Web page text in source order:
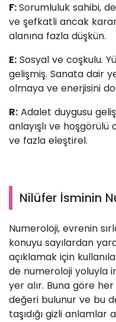
F:Sorumluluk sahibi,
ve şefkatli ancak
alanına fazla düşkün.
E: Sosyal ve coşkulu.
gelişmiş. Sanata dair
olmaya ve enerjisini
R: Adalet duygusu
anlayışlı ve
ve fazla eleştirel.
Nilüfer İsminin
Numeroloji, evrenin
konuyu sayılardan
açıklamak için
de numeroloji yoluyla
yer alır. Buna göre
değeri bulunur ve bu
taşıdığı gizli anlamlar